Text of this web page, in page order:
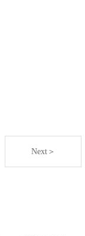
Next＞